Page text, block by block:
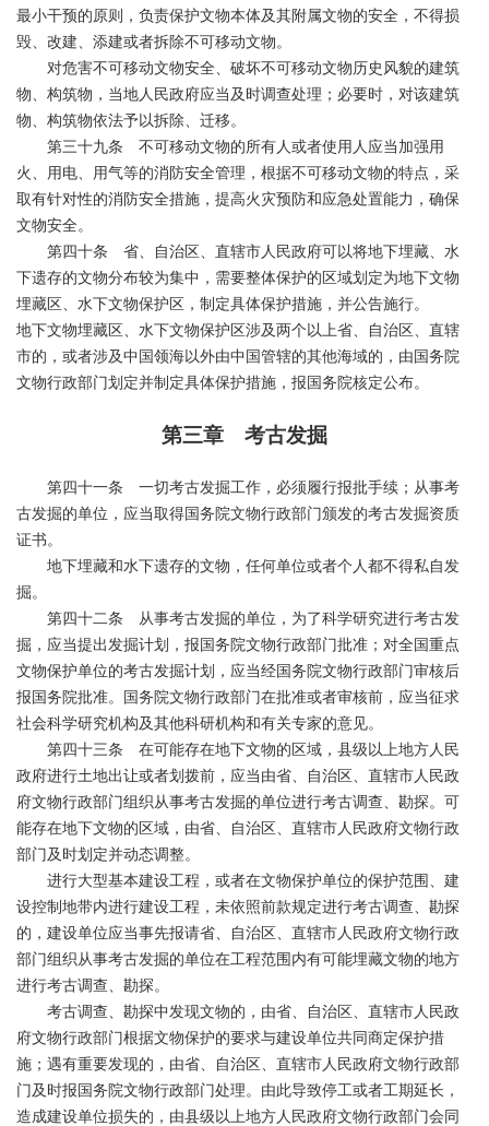
最小干预的原则，负责保护文物本体及其附属文物的安全，不得损
毁、改建、添建或者拆除不可移动文物。
对危害不可移动文物安全、破坏不可移动文物历史风貌的建筑
物、构筑物，当地人民政府应当及时调查处理；必要时，对该建筑
物、构筑物依法予以拆除、迁移。
第三十九条 不可移动文物的所有人或者使用人应当加强用
火、用电、用气等的消防安全管理，根据不可移动文物的特点，采
取有针对性的消防安全措施，提高火灾预防和应急处置能力，确保
文物安全。
第四十条 省、自治区、直辖市人民政府可以将地下埋藏、水
下遗存的文物分布较为集中，需要整体保护的区域划定为地下文物
埋藏区、水下文物保护区，制定具体保护措施，并公告施行。
地下文物埋藏区、水下文物保护区涉及两个以上省、自治区、直辖
市的，或者涉及中国领海以外由中国管辖的其他海域的，由国务院
文物行政部门划定并制定具体保护措施，报国务院核定公布。
第三章 考古发掘
第四十一条 一切考古发掘工作，必须履行报批手续；从事考
古发掘的单位，应当取得国务院文物行政部门颁发的考古发掘资质
证书。
地下埋藏和水下遗存的文物，任何单位或者个人都不得私自发
掘。
第四十二条 从事考古发掘的单位，为了科学研究进行考古发
掘，应当提出发掘计划，报国务院文物行政部门批准；对全国重点
文物保护单位的考古发掘计划，应当经国务院文物行政部门审核后
报国务院批准。国务院文物行政部门在批准或者审核前，应当征求
社会科学研究机构及其他科研机构和有关专家的意见。
第四十三条 在可能存在地下文物的区域，县级以上地方人民
政府进行土地出让或者划拨前，应当由省、自治区、直辖市人民政
府文物行政部门组织从事考古发掘的单位进行考古调查、勘探。可
能存在地下文物的区域，由省、自治区、直辖市人民政府文物行政
部门及时划定并动态调整。
进行大型基本建设工程，或者在文物保护单位的保护范围、建
设控制地带内进行建设工程，未依照前款规定进行考古调查、勘探
的，建设单位应当事先报请省、自治区、直辖市人民政府文物行政
部门组织从事考古发掘的单位在工程范围内有可能埋藏文物的地方
进行考古调查、勘探。
考古调查、勘探中发现文物的，由省、自治区、直辖市人民政
府文物行政部门根据文物保护的要求与建设单位共同商定保护措
施；遇有重要发现的，由省、自治区、直辖市人民政府文物行政部
门及时报国务院文物行政部门处理。由此导致停工或者工期延长，
造成建设单位损失的，由县级以上地方人民政府文物行政部门会同